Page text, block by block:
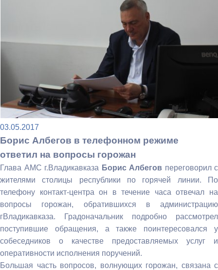
03.05.2017
Борис Албегов в телефонном режиме
ответил на вопросы горожан
Глава АМС г.Владикавказа Борис Албегов переговорил с
жителями столицы республики по горячей линии. По
телефону контакт-центра он в течение часа отвечал на
вопросы горожан, обратившихся в администрацию
гВладикавказа. Градоначальник подробно рассмотрел
поступившие обращения, а также поинтересовался у
собеседников о качестве предоставляемых услуг и
оперативности исполнения поручений.
Большая часть вопросов, волнующих горожан, связана с